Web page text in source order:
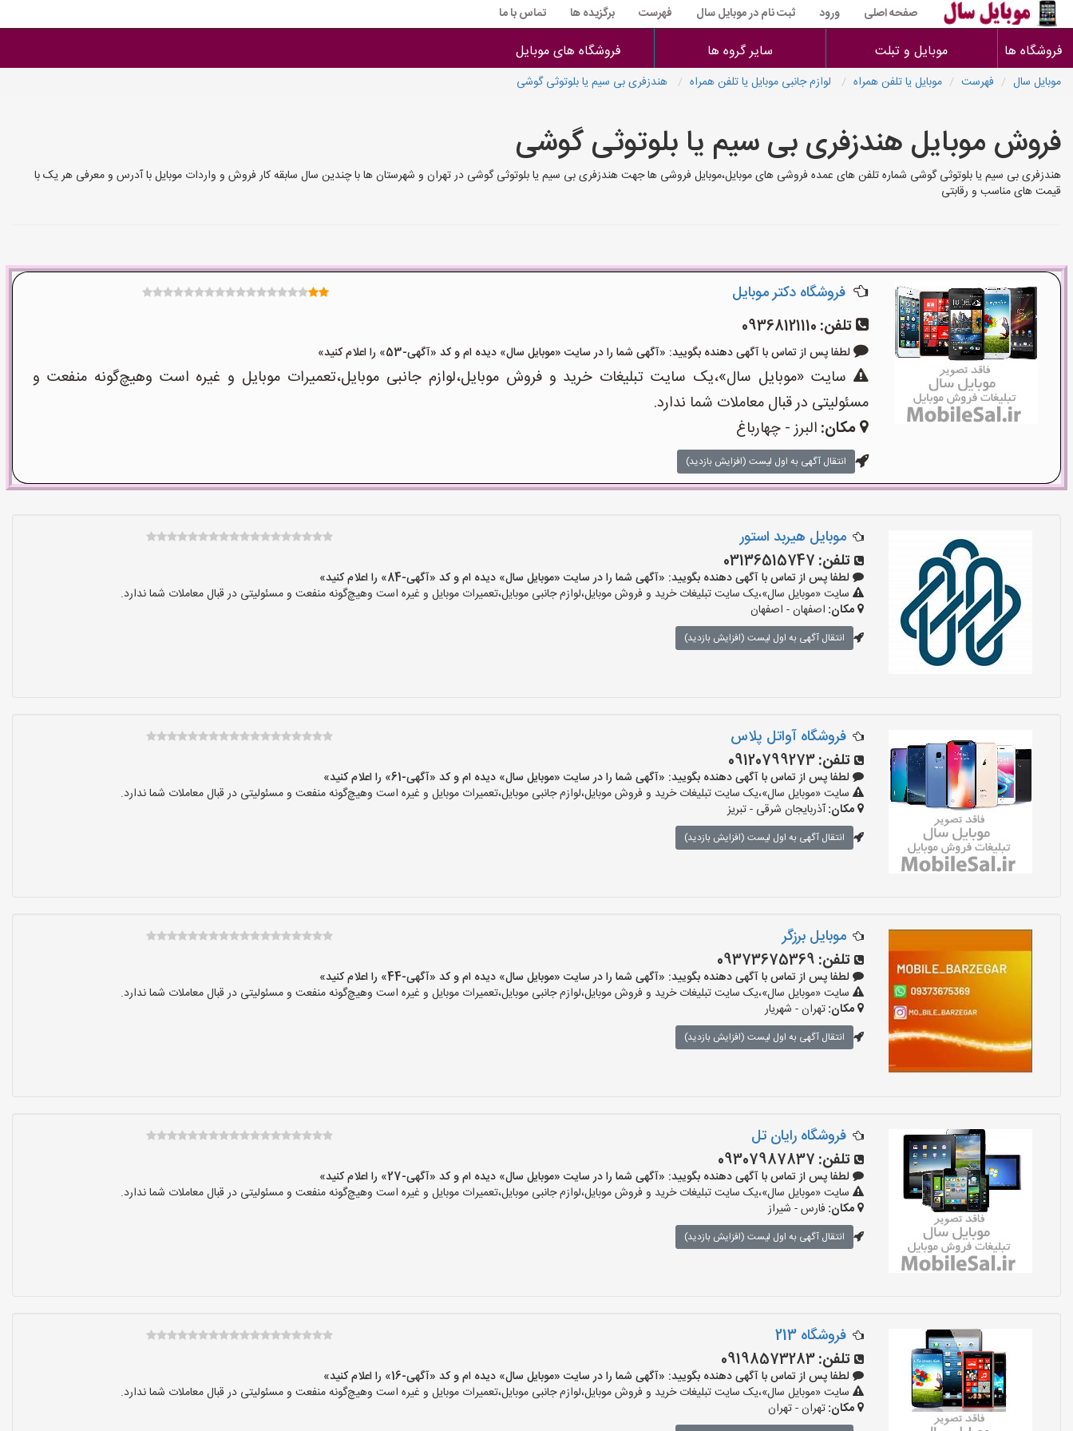
صفحه اصلی ورود ثبت نام در موبایل سال فهرست برگزیده ها تماس با ما
فروشگاه ها موبایل و تبلت سایر گروه ها فروشگاه های موبایل
موبایل سال فهرست موبایل یا تلفن همراه لوازم جانبی موبایل یا تلفن همراه هندزفری بی سیم یا بلوتوثی گوشی
فروش موبایل هندزفری بی سیم یا بلوتوثی گوشی
هندزفری بی سیم یا بلوتوثی گوشی شماره تلفن های عمده فروشی های موبایل،موبایل فروشی ها جهت هندزفری بی سیم یا بلوتوثی گوشی در تهران و شهرستان ها با چندین سال سابقه کار فروش و واردات موبایل با آدرس و معرفی هر یک با
قیمت های مناسب و رقابتی
فروشگاه دکتر موبایل
تلفن: 09368121110
لطفا پس از تماس با آگهی دهنده بگویید: «آگهی شما را در سایت «موبایل سال» دیده ام و کد «آگهی-53» را اعلام کنید»
سایت «موبایل سال»،یک سایت تبلیغات خرید و فروش موبایل،لوازم جانبی موبایل،تعمیرات موبایل و غیره است وهیچ‌گونه منفعت و
مسئولیتی در قبال معاملات شما ندارد.
مکان: البرز - چهارباغ
انتقال آگهی به اول لیست (افزایش بازدید)
موبایل هیربد استور
تلفن: 03136515747
لطفا پس از تماس با آگهی دهنده بگویید: «آگهی شما را در سایت «موبایل سال» دیده ام و کد «آگهی-84» را اعلام کنید»
سایت «موبایل سال»،یک سایت تبلیغات خرید و فروش موبایل،لوازم جانبی موبایل،تعمیرات موبایل و غیره است وهیچ‌گونه منفعت و مسئولیتی در قبال معاملات شما ندارد.
مکان: اصفهان - اصفهان
انتقال آگهی به اول لیست (افزایش بازدید)
فروشگاه آواتل پلاس
تلفن:09120799273
لطفا پس از تماس با آگهی دهنده بگویید: «آگهی شما را در سایت «موبایل سال» دیده ام و کد «آگهی-61» را اعلام کنید»
سایت «موبایل سال»،یک سایت تبلیغات خرید و فروش موبایل،لوازم جانبی موبایل،تعمیرات موبایل و غیره است وهیچ‌گونه منفعت و مسئولیتی در قبال معاملات شما ندارد.
مکان:آذربایجان شرقی - تبریز
انتقال آگهی به اول لیست (افزایش بازدید)
موبایل برزگر
تلفن: 09373675369
لطفا پس از تماس با آگهی دهنده بگویید: «آگهی شما را در سایت «موبایل سال» دیده ام و کد «آگهی-44» را اعلام کنید»
سایت «موبایل سال»،یک سایت تبلیغات خرید و فروش موبایل،لوازم جانبی موبایل،تعمیرات موبایل و غیره است وهیچ‌گونه منفعت و مسئولیتی در قبال معاملات شما ندارد.
مکان:تهران - شهریار
انتقال آگهی به اول لیست (افزایش بازدید)
فروشگاه رایان تل
تلفن: 09307987837
لطفا پس از تماس با آگهی دهنده بگویید: «آگهی شما را در سایت «موبایل سال» دیده ام و کد «آگهی-27» را اعلام کنید»
سایت «موبایل سال»،یک سایت تبلیغات خرید و فروش موبایل،لوازم جانبی موبایل،تعمیرات موبایل و غیره است وهیچ‌گونه منفعت و مسئولیتی در قبال معاملات شما ندارد.
مکان: فارس - شیراز
انتقال آگهی به اول لیست (افزایش بازدید)
فروشگاه 213
تلفن:09198573283
لطفا پس از تماس با آگهی دهنده بگویید: «آگهی شما را در سایت «موبایل سال» دیده ام و کد «آگهی-16» را اعلام کنید»
سایت «موبایل سال»،یک سایت تبلیغات خرید و فروش موبایل،لوازم جانبی موبایل،تعمیرات موبایل و غیره است وهیچ‌گونه منفعت و مسئولیتی در قبال معاملات شما ندارد.
مکان:تهران - تهران